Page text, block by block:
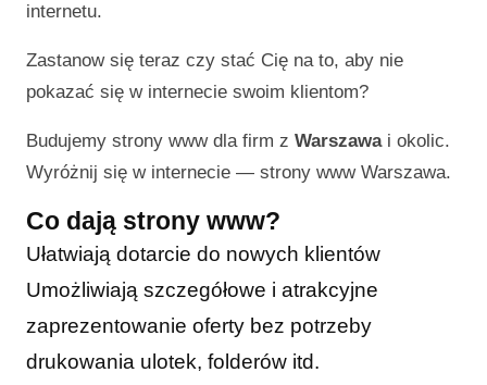
internetu.
Zastanow się teraz czy stać Cię na to, aby nie
pokazać się w internecie swoim klientom?
Budujemy strony www dla firm z Warszawai okolic.
Wyróżnij się w internecie — strony www Warszawa.
Co dają strony www?
Ułatwiają dotarcie do nowych klientów
Umożliwiają szczegółowe i atrakcyjne
zaprezentowanie oferty bez potrzeby
drukowania ulotek, folderów itd.